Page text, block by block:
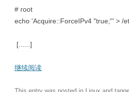
# root
echo 'Acquire::ForceIPv4 "true;"' > /
[......]
继续阅读